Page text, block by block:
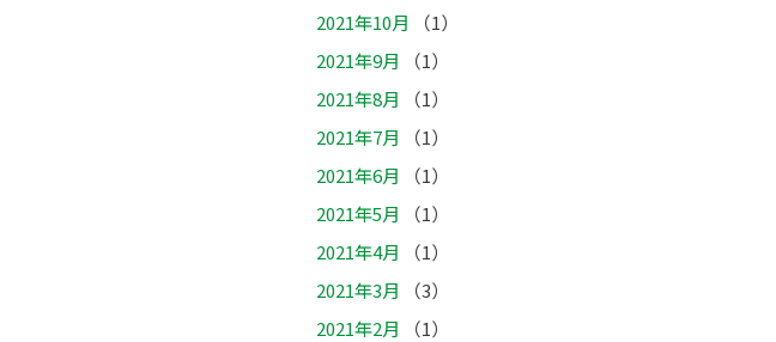
2021年10月
（1）
2021年9月
（1）
2021年8月
（1）
2021年7月
（1）
2021年6月
（1）
2021年5月
（1）
2021年4月
（1）
2021年3月
（3）
2021年2月
（1）